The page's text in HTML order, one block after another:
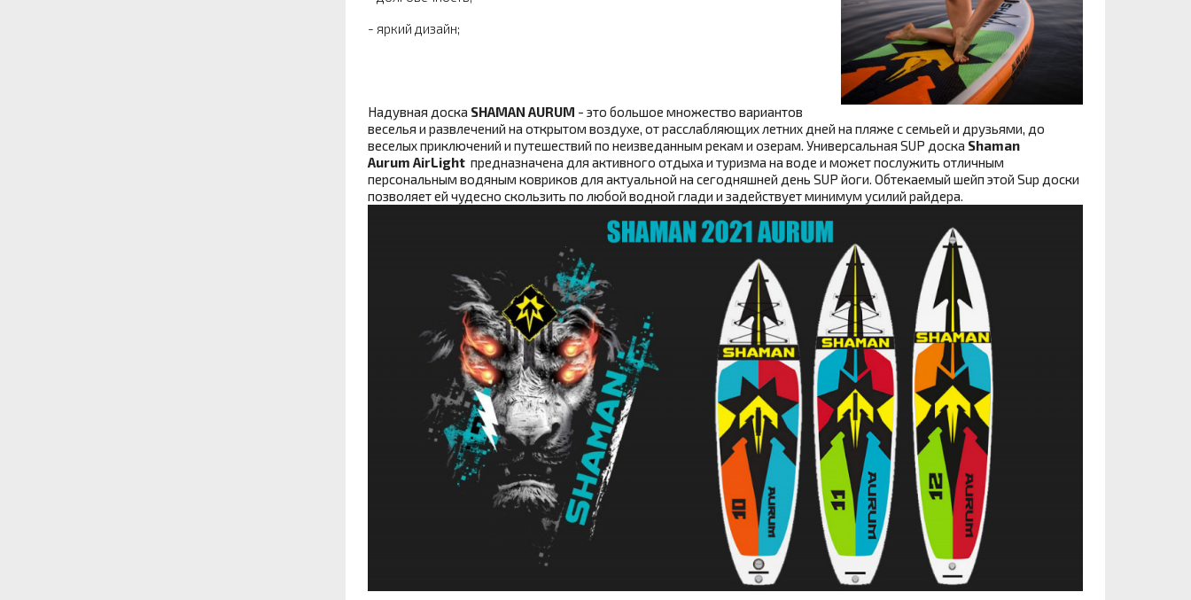
- яркий дизайн;
Надувная доска SHAMAN AURUM - это большое множество вариантов
веселья и развлечений на открытом воздухе, от расслабляющих летних дней на пляже с семьей и друзьями, до
веселых приключений и путешествий по неизведанным рекам и озерам. Универсальная SUP доска Shaman
Aurum AirLight предназначена для активного отдыха и туризма на воде и может послужить отличным
персональным водяным ковриков для актуальной на сегодняшней день SUP йоги. Обтекаемый шейп этой Sup доски
позволяет ей чудесно скользить по любой водной глади и задействует минимум усилий райдера.